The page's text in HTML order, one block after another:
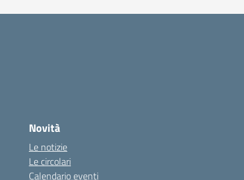
Novità
Le notizie
Le circolari
Calendario eventi